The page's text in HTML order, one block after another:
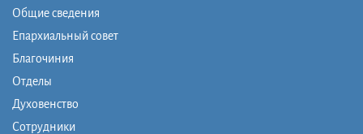
Общие сведения
Епархиальный совет
Благочиния
Отделы
Духовенство
Сотрудники